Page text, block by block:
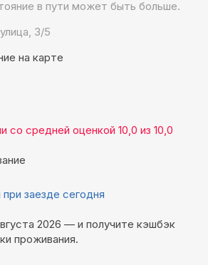
в пути может быть больше.
3/5
на карте
со средней оценкой 10,0 из 10,0
заезде сегодня
2026 — и получите кэшбэк
проживания.